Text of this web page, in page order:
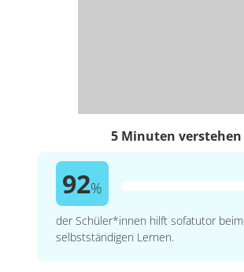
5 Minuten verstehen
92%
der Schüler*innen hilft sofatutor beim
selbstständigen Lernen.